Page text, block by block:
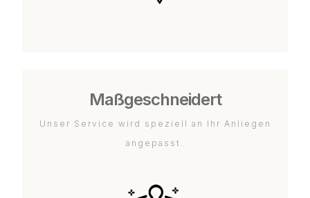
Maßgeschneidert
Unser Service wird speziell an Ihr Anliegen
angepasst.